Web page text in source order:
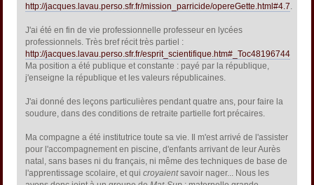
http://jacques.lavau.perso.sfr.fr/mission_parricide/opereGette.html#4.7.
J'ai été en fin de vie professionnelle professeur en lycées
professionnels. Très bref récit très partiel :
http://jacques.lavau.perso.sfr.fr/esprit_scientifique.htm#_Toc48196744
Ma position a été publique et constante : payé par la république,
j'enseigne la république et les valeurs républicaines.
J'ai donné des leçons particulières pendant quatre ans, pour faire la
soudure, dans des conditions de retraite partielle fort précaires.
Ma compagne a été institutrice toute sa vie. Il m'est arrivé de l'assister
pour l'accompagnement en piscine, d'enfants arrivant de leur Aurès
natal, sans bases ni du français, ni même des techniques de base de
l'apprentissage scolaire, et quicroyaientsavoir nager... Nous les